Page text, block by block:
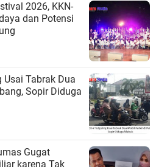
2026, KKN-
dan Potensi
Usai Tabrak Dua
Sopir Diduga
Gugat
karena Tak